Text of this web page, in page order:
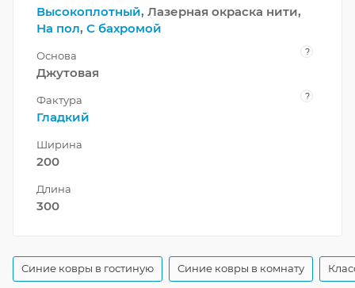
Высокоплотный, Лазерная окраска нити,
На пол, С бахромой
Основа ?
Джутовая
Фактура ?
Гладкий
Ширина
200
Длина
300
Синие ковры в гостиную Синие ковры в комнату